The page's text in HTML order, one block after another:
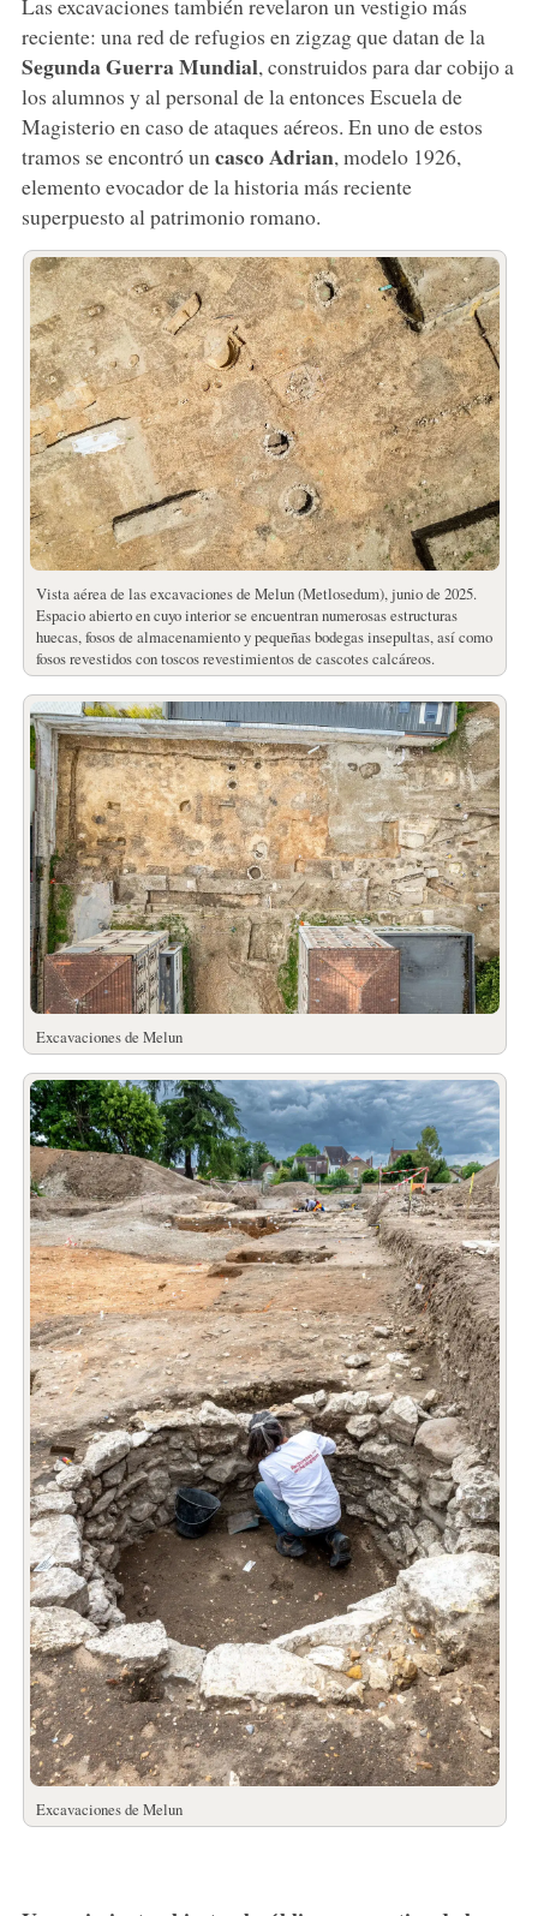
reciente: una red de refugios en zigzag que datan de la
Segunda Guerra Mundial, construidos para dar cobijo a
los alumnos y al personal de la entonces Escuela de
Magisterio en caso de ataques aéreos. En uno de estos
tramos se encontró un casco Adrian, modelo 1926,
elemento evocador de la historia más reciente
superpuesto al patrimonio romano.
Vista aérea de las excavaciones de Melun (Metlosedum), junio de 2025.
Espacio abierto en cuyo interior se encuentran numerosas estructuras
huecas, fosos de almacenamiento y pequeñas bodegas insepultas, así como
fosos revestidos con toscos revestimientos de cascotes calcáreos.
Excavaciones de Melun
Excavaciones de Melun